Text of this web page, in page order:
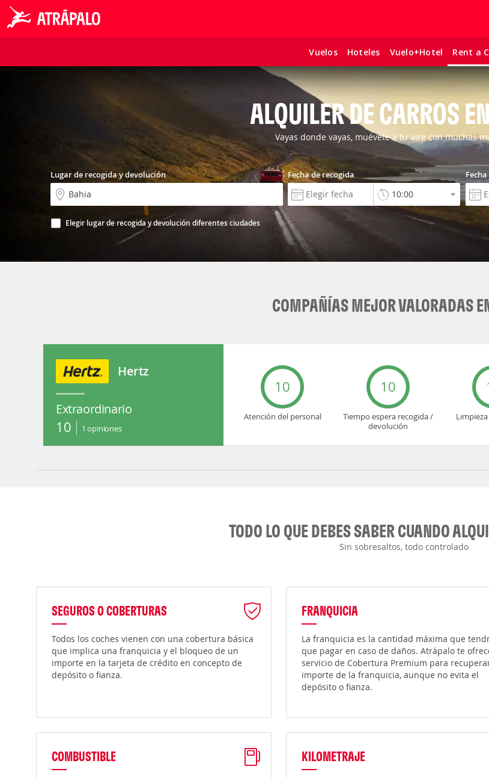
Vuelos Hoteles Vuelo+Hotel Rent a
ALQUILER DE CARROS
Vayas donde vayas, muévete a tu aire con muchas
Lugar de recogida y devolución
Elegir lugar de recogida y devolución diferentes ciudades
Fecha de recogida
COMPAÑÍAS MEJOR VALORADAS
Hertz
Extraordinario
10 1 opiniones
10
Atención del personal
10
Tiempo espera recogida /
devolución
TODO LO QUE DEBES SABER CUANDO
Sin sobresaltos, todo controlado
SEGUROS O COBERTURAS
Todos los coches vienen con una cobertura básica
que implica una franquicia y el bloqueo de un
importe en la tarjeta de crédito en concepto de
depósito o fianza.
FRANQUICIA
La franquicia es la cantidad máxima que
que pagar en caso de daños. Atrápalo te
servicio de Cobertura Premium para
importe de la franquicia, aunque no evita el
depósito o fianza.
COMBUSTIBLE KILOMETRAJE